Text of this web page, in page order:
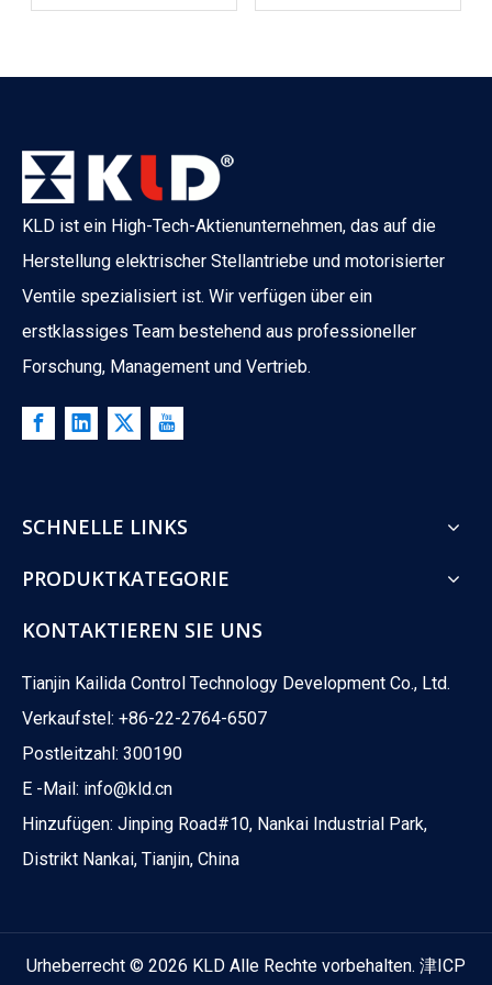
KLD ist ein High-Tech-Aktienunternehmen, das auf die
Herstellung elektrischer Stellantriebe und motorisierter
Ventile spezialisiert ist. Wir verfügen über ein
erstklassiges Team bestehend aus professioneller
Forschung, Management und Vertrieb.
SCHNELLE LINKS
PRODUKTKATEGORIE
KONTAKTIEREN SIE UNS
Tianjin Kailida Control Technology Development Co., Ltd.
Verkaufstel: +86-22-2764-6507
Postleitzahl: 300190
E -Mail: info@kld.cn
Hinzufügen: Jinping Road#10, Nankai Industrial Park,
Distrikt Nankai, Tianjin, China
Urheberrecht © 2026 KLD Alle Rechte vorbehalten. 津ICP